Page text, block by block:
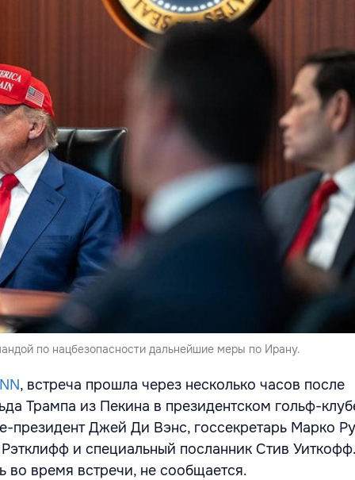
по нацбезопасности дальнейшие меры по Ирану.
, встреча прошла через несколько часов после
Трампа из Пекина в президентском гольф-
президент Джей Ди Вэнс, госсекретарь Марко
и специальный посланник Стив
во время встречи, не сообщается.